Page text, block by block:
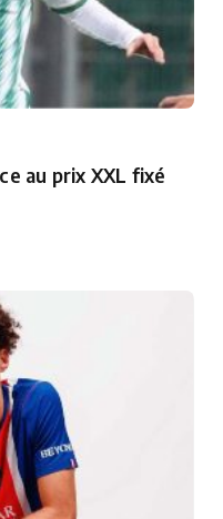
au prix XXL fixé